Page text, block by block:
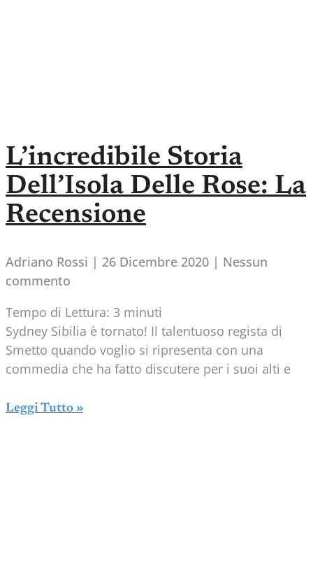
L’incredibile Storia
Dell’Isola Delle Rose: La
Recensione
Adriano Rossi 26 Dicembre 2020
Nessun
commento
Tempo di Lettura: 3 minuti
Sydney Sibilia è tornato! Il talentuoso regista di
Smetto quando voglio si ripresenta con una
commedia che ha fatto discutere per i suoi alti e
Leggi Tutto »